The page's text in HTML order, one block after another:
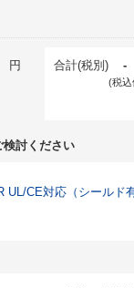
円 合計(税別) -
(税込
検討ください
UL/CE対応（シールド